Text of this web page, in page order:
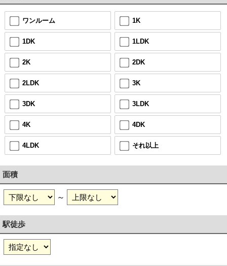
ワンルーム 1K
1DK 1LDK
2K 2DK
2LDK 3K
3DK 3LDK
4K 4DK
4LDK それ以上
面積
～
駅徒歩